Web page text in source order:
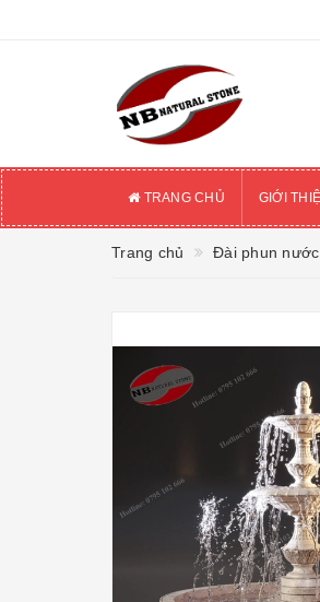
TRANG CHỦ GIỚI
Trang chủ Đài phun nước